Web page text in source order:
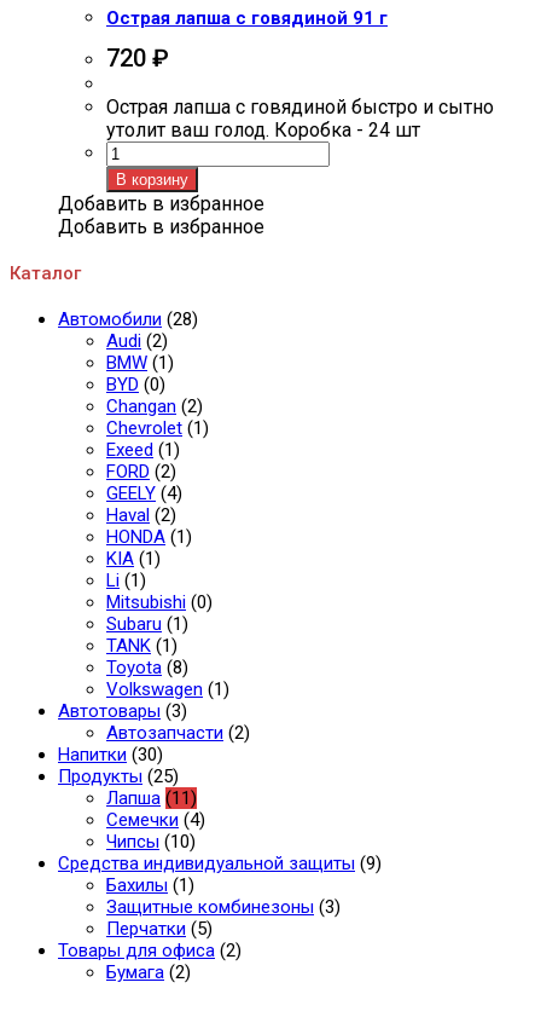
Острая лапша с говядиной 91 г
720 ₽
Острая лапша с говядиной быстро и сытно
утолит ваш голод. Коробка - 24 шт
Количество
товара
Острая
лапша
г
В корзину
Добавить в избранное
Добавить в избранное
Каталог
Автомобили (28)
Audi (2)
BMW (1)
BYD (0)
Changan (2)
Chevrolet (1)
Exeed (1)
FORD (2)
GEELY (4)
Haval (2)
HONDA (1)
KIA (1)
Li (1)
Mitsubishi (0)
Subaru (1)
TANK (1)
Toyota (8)
Volkswagen (1)
Автотовары (3)
Автозапчасти (2)
Напитки (30)
Продукты (25)
Лапша (11)
Семечки (4)
Чипсы (10)
Средства индивидуальной защиты (9)
Бахилы (1)
Защитные комбинезоны (3)
Перчатки (5)
Товары для офиса (2)
Бумага (2)